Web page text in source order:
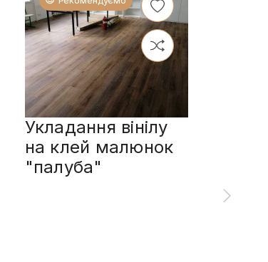
Укладання вінілу
на клей малюнок
"палуба"